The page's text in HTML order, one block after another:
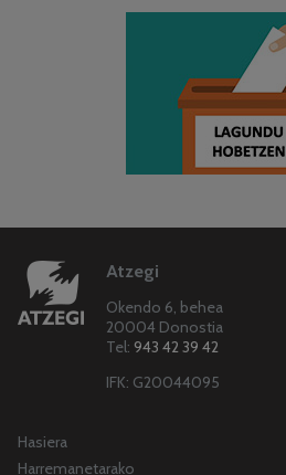
Atzegi
Okendo 6, behea
20004 Donostia
Tel: 943 42 39 42
IFK: G20044095
Hasiera
Harremanetarako